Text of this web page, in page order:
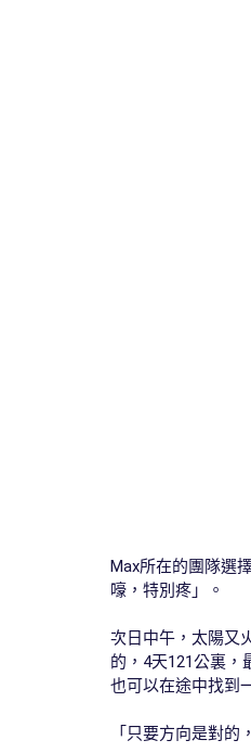
Max所在的團隊選
嚎，特別疼」。
次日中午，太陽又
的，4天121公裏，
也可以在途中找到
「只要方向是對